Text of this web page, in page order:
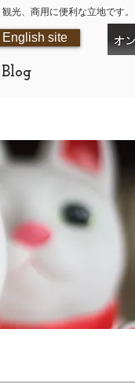
光、商用に便利な立地です。
English site
Blog